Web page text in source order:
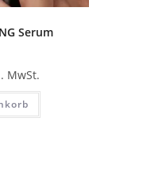
Serum
MwSt.